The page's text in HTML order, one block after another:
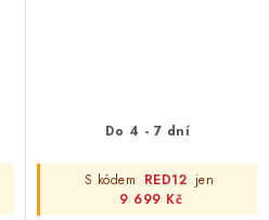
Do 4 - 7 dní
S kódem RED12 jen
9 699 Kč